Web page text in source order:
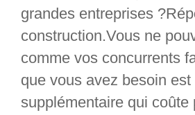
grandes entreprises
construction.Vous ne
comme vos concurrents
que vous avez besoin
supplémentaire qui coûte